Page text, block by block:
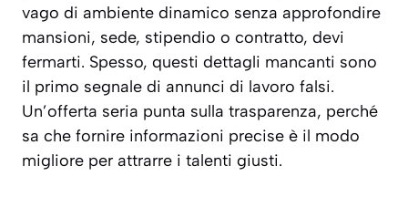
vago di ambiente dinamico senza approfondire
mansioni, sede, stipendio o contratto, devi
fermarti. Spesso, questi dettagli mancanti sono
il primo segnale di annunci di lavoro falsi.
Un’offerta seria punta sulla trasparenza, perché
sa che fornire informazioni precise è il modo
migliore per attrarre i talenti giusti.